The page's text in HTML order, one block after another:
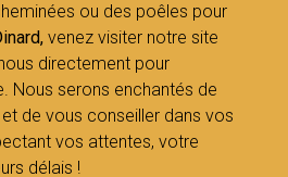
ou des poêles pour
venez visiter notre site
directement pour
Nous serons enchantés de
de vous conseiller dans vos
vos attentes, votre
délais !